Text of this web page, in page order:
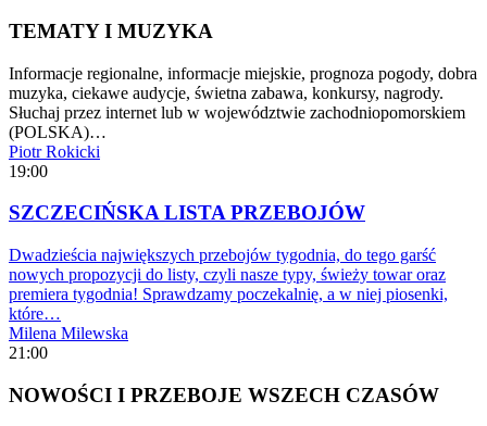
TEMATY I MUZYKA
Informacje regionalne, informacje miejskie, prognoza pogody, dobra
muzyka, ciekawe audycje, świetna zabawa, konkursy, nagrody.
Słuchaj przez internet lub w województwie zachodniopomorskiem
(POLSKA)…
Piotr Rokicki
19:00
SZCZECIŃSKA LISTA PRZEBOJÓW
Dwadzieścia największych przebojów tygodnia, do tego garść
nowych propozycji do listy, czyli nasze typy, świeży towar oraz
premiera tygodnia! Sprawdzamy poczekalnię, a w niej piosenki,
które…
Milena Milewska
21:00
NOWOŚCI I PRZEBOJE WSZECH CZASÓW